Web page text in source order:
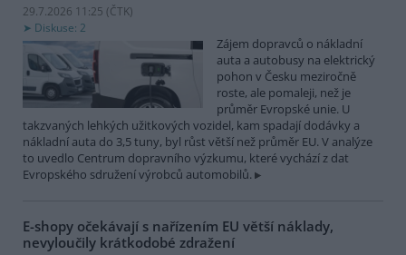
29.7.2026 11:25 (ČTK)
Diskuse: 2
Zájem dopravců o nákladní
auta a autobusy na elektrický
pohon v Česku meziročně
roste, ale pomaleji, než je
průměr Evropské unie. U
takzvaných lehkých užitkových vozidel, kam spadají dodávky a
nákladní auta do 3,5 tuny, byl růst větší než průměr EU. V analýze
to uvedlo Centrum dopravního výzkumu, které vychází z dat
Evropského sdružení výrobců automobilů.
E-shopy očekávají s nařízením EU větší náklady,
nevyloučily krátkodobé zdražení